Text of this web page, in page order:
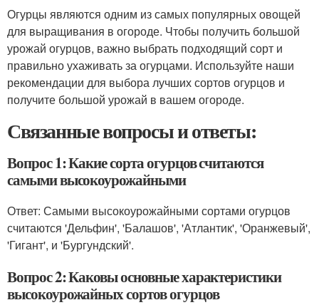
Огурцы являются одним из самых популярных овощей
для выращивания в огороде. Чтобы получить большой
урожай огурцов, важно выбрать подходящий сорт и
правильно ухаживать за огурцами. Используйте наши
рекомендации для выбора лучших сортов огурцов и
получите большой урожай в вашем огороде.
Связанные вопросы и ответы:
Вопрос 1: Какие сорта огурцов считаются
самыми высокоурожайными
Ответ: Самыми высокоурожайными сортами огурцов
считаются 'Дельфин', 'Балашов', 'Атлантик', 'Оранжевый',
'Гигант', и 'Бургундский'.
Вопрос 2: Каковы основные характеристики
высокоурожайных сортов огурцов